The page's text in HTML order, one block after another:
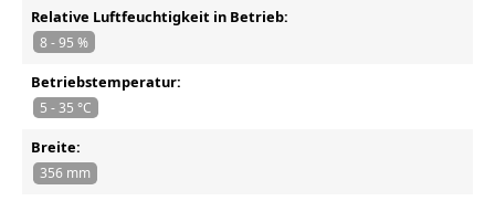
Relative Luftfeuchtigkeit in Betrieb:
8 - 95 %
Betriebstemperatur:
5 - 35 °C
Breite:
356 mm